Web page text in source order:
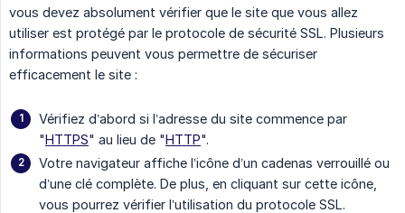
vous devez absolument vérifier que le site que vous allez
utiliser est protégé par le protocole de sécurité SSL. Plusieurs
informations peuvent vous permettre de sécuriser
efficacement le site :
Vérifiez d’abord si l’adresse du site commence par
"HTTPS" au lieu de "HTTP".
Votre navigateur affiche l’icône d’un cadenas verrouillé ou
d’une clé complète. De plus, en cliquant sur cette icône,
vous pourrez vérifier l’utilisation du protocole SSL.